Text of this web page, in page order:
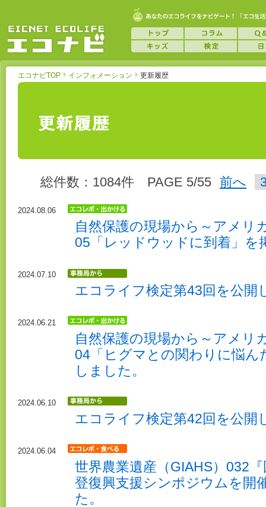
エコナビTOP インフォメーション 更新履歴
総件数：1084件 PAGE 5/55 前へ
2024.08.06
自然保護の現場から～アメリ
05「レッドウッドに到着」を
2024.07.10
エコライフ検定第43回を公開
2024.06.21
自然保護の現場から～アメリ
04「ヒグマとの関わりに悩ん
しました。
2024.06.10
エコライフ検定第42回を公開
2024.06.04
世界農業遺産（GIAHS）032
登復興支援シンポジウムを開
た。